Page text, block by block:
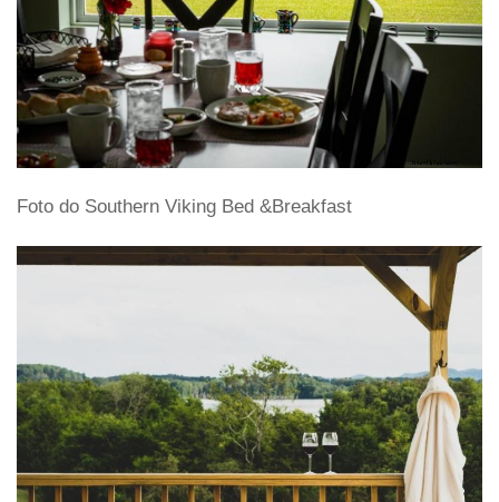
Foto do Southern Viking Bed &Breakfast